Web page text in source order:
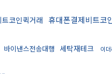
트코인퀵거래 휴대폰결제비트코
바이낸스전송대행 세탁재테크 이